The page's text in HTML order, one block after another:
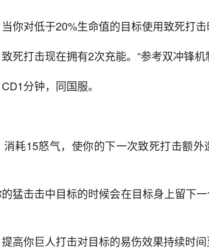
你对低于20%生命值的目标使用致死打击
死打击现在拥有2次充能。“参考双冲锋机
分钟，同国服。
耗15怒气，使你的下一次致死打击额
猛击击中目标的时候会在目标身上留下
高你巨人打击对目标的易伤效果持续时